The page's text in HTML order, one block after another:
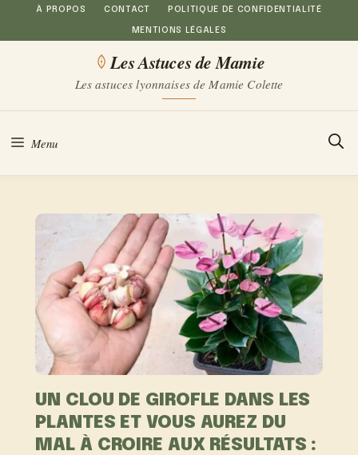
Aller
au
À PROPOS CONTACT POLITIQUE DE CONFIDENTIALITÉ
MENTIONS LÉGALES
Les Astuces de Mamie
Les astuces lyonnaises de Mamie Colette
Menu
UN CLOU DE GIROFLE DANS LES
PLANTES ET VOUS AUREZ DU
MAL À CROIRE AUX RÉSULTATS :